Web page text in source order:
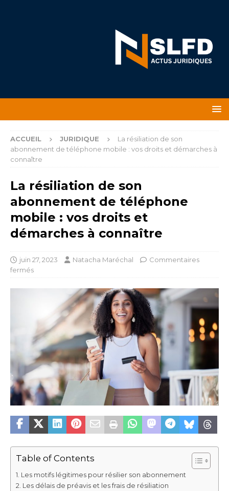
ACCUEIL JURIDIQUE
La résiliation de son
abonnement de téléphone mobile : vos droits et démarches à
connaître
La résiliation de son
abonnement de téléphone
mobile : vos droits et
démarches à connaître
juin 27, 2023 Natacha Maréchal
Commentaires
fermés
Table of Contents
Les motifs légitimes pour résilier son abonnement
Les délais de préavis et les frais de résiliation